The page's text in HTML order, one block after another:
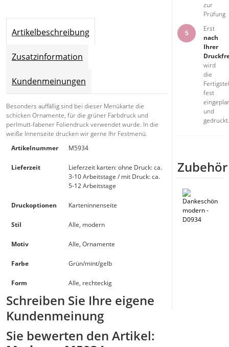
zur
Prüfung
5
Erst
nach
Ihrer
wird
die
fest
und
Zubehör
Artikelbeschreibung
Zusatzinformation
Kundenmeinungen
Besonders auffällig sind bei dieser Menükarte die
schicken Ornamente, für die grüner Farbdruck und
perlmutt-fabener Foliendruck verwendet wurde. In die
weiße Innenseite drucken wir gerne Ihr Festmenü.
Artikelnummer
M5934
Lieferzeit
Lieferzeit karten: ohne Druck: ca.
3-10 Arbeitstage / mit Druck: ca.
5-12 Arbeitstage
Druckoptionen Karteninnenseite
Stil Alle, modern
Motiv Alle, Ornamente
Farbe Grün/mint/gelb
Form Alle, rechteckig
Schreiben Sie Ihre eigene
Kundenmeinung
Sie bewerten den Artikel: